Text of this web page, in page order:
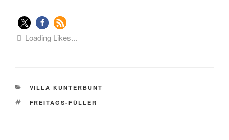
Loading Likes...
KATEGORIEN
VILLA KUNTERBUNT
SCHLAGWÖRTER
FREITAGS-FÜLLER